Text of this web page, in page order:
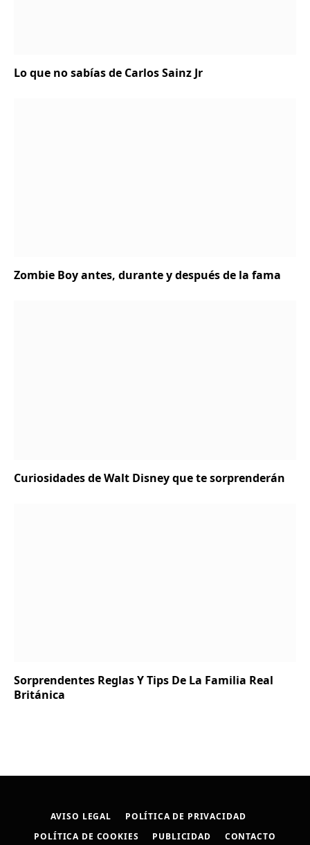
Lo que no sabías de Carlos Sainz Jr
Zombie Boy antes, durante y después de la fama
Curiosidades de Walt Disney que te sorprenderán
Sorprendentes Reglas Y Tips De La Familia Real
Británica
AVISO LEGAL
POLÍTICA DE PRIVACIDAD
POLÍTICA DE COOKIES
PUBLICIDAD CONTACTO